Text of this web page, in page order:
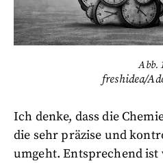
Abb.
freshidea/
Ich denke, dass die
die sehr präzise und
umgeht. Entsprechend